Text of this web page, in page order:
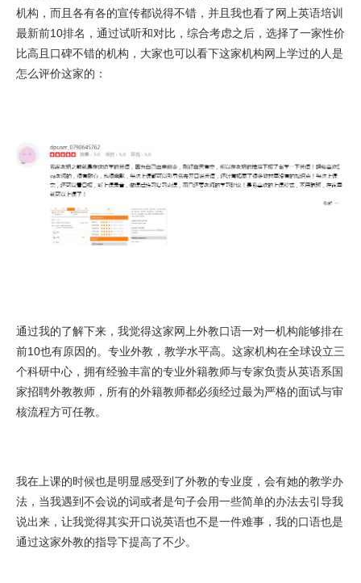
机构，而且各有各的宣传都说得不错，并且我也看了网上英语培训
最新前10排名，通过试听和对比，综合考虑之后，选择了一家性价
比高且口碑不错的机构，大家也可以看下这家机构网上学过的人是
怎么评价这家的：
通过我的了解下来，我觉得这家网上外教口语一对一机构能够排在
前10也有原因的。专业外教，教学水平高。这家机构在全球设立三
个科研中心，拥有经验丰富的专业外籍教师与专家负责从英语系国
家招聘外教教师，所有的外籍教师都必须经过最为严格的面试与审
核流程方可任教。
我在上课的时候也是明显感受到了外教的专业度，会有她的教学办
法，当我遇到不会说的词或者是句子会用一些简单的办法去引导我
说出来，让我觉得其实开口说英语也不是一件难事，我的口语也是
通过这家外教的指导下提高了不少。